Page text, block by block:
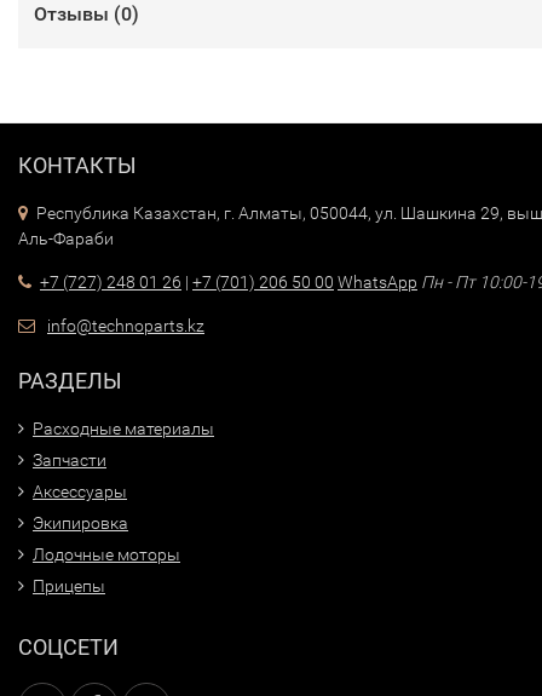
Отзывы (0)
КОНТАКТЫ
Республика Казахстан, г. Алматы, 050044, ул. Шашкина 29,
Аль-Фараби
+7 (727) 248 01 26 | +7 (701) 206 50 00 WhatsApp Пн - Пт 10:00-
info@technoparts.kz
РАЗДЕЛЫ
Расходные материалы
Запчасти
Аксессуары
Экипировка
Лодочные моторы
Прицепы
СОЦСЕТИ